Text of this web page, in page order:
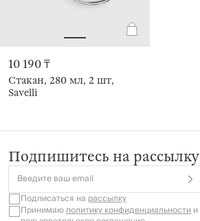
10 190 ₸
Стакан, 280 мл, 2 шт,
Savelli
Подпишитесь на рассылку
Введите ваш email
Подписаться на рассылку
Принимаюполитику конфиденциальностии